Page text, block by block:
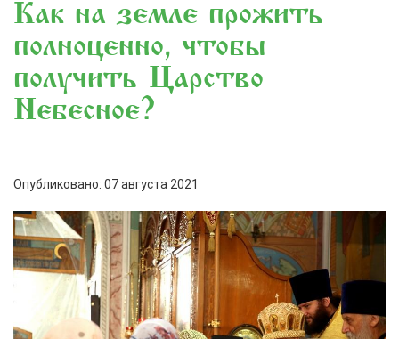
Как на земле прожить
полноценно, чтобы
получить Царство
Небесное?
Опубликовано: 07 августа 2021